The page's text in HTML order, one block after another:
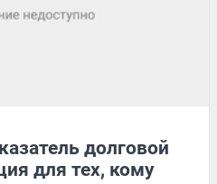
долговой
для тех, кому